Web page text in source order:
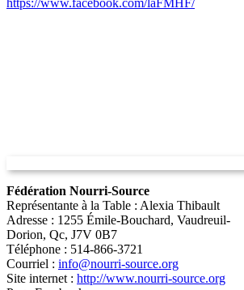
Fédération Nourri-Source
Représentante à la Table : Alexia Thibault
Adresse : 1255 Émile-Bouchard, Vaudreuil-
Dorion, Qc, J7V 0B7
Téléphone : 514-866-3721
Courriel : info@nourri-source.org
Site internet : http://www.nourri-source.org